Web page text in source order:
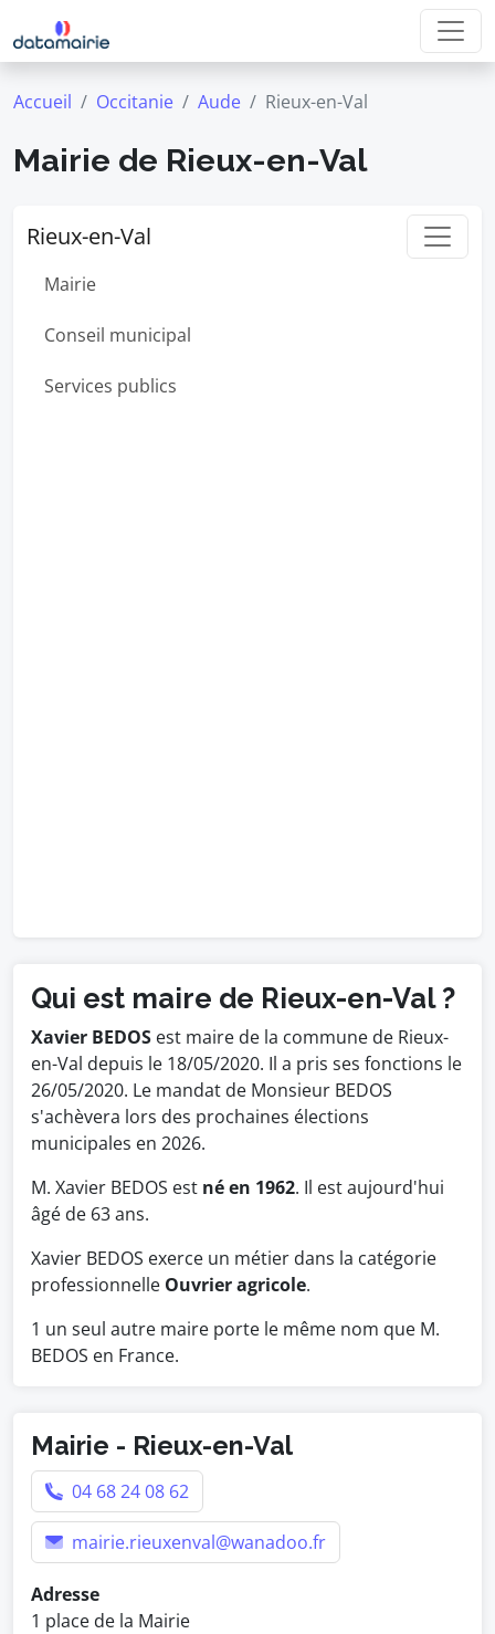
Accueil Occitanie Aude Rieux-en-Val
Mairie de Rieux-en-Val
Rieux-en-Val
Mairie
Conseil municipal
Services publics
Qui est maire de Rieux-en-Val ?
Xavier BEDOS est maire de la commune de Rieux-
en-Val depuis le 18/05/2020. Il a pris ses fonctions le
26/05/2020. Le mandat de Monsieur BEDOS
s'achèvera lors des prochaines élections
municipales en 2026.
M. Xavier BEDOS est né en 1962. Il est aujourd'hui
âgé de 63 ans.
Xavier BEDOS exerce un métier dans la catégorie
professionnelle Ouvrier agricole.
1 un seul autre maire porte le même nom que M.
BEDOS en France.
Mairie - Rieux-en-Val
04 68 24 08 62
mairie.rieuxenval@wanadoo.fr
Adresse
1 place de la Mairie